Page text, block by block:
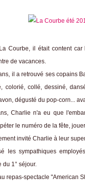
Courbe, il était content
de vacances.
il a retrouvé ses copains
colorié, collé, dessiné,
dégusté du pop-corn...
Charlie n'a eu que
le numéro de la fête,
invité Charlie à leur
les sympathiques
du 1° séjour.
repas-spectacle "American